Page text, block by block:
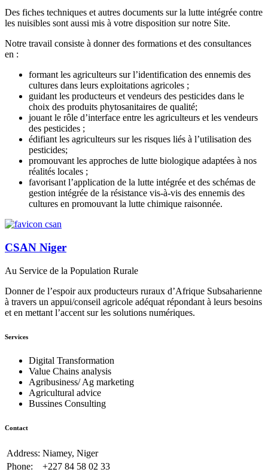
Des fiches techniques et autres documents sur la lutte intégrée contre
les nuisibles sont aussi mis à votre disposition sur notre Site.
Notre travail consiste à donner des formations et des consultances
en :
formant les agriculteurs sur l’identification des ennemis des
cultures dans leurs exploitations agricoles ;
guidant les producteurs et vendeurs des pesticides dans le
choix des produits phytosanitaires de qualité;
jouant le rôle d’interface entre les agriculteurs et les vendeurs
des pesticides ;
édifiant les agriculteurs sur les risques liés à l’utilisation des
pesticides;
promouvant les approches de lutte biologique adaptées à nos
réalités locales ;
favorisant l’application de la lutte intégrée et des schémas de
gestion intégrée de la résistance vis-à-vis des ennemis des
cultures en promouvant la lutte chimique raisonnée.
CSAN Niger
Au Service de la Population Rurale
Donner de l’espoir aux producteurs ruraux d’Afrique Subsaharienne
à travers un appui/conseil agricole adéquat répondant à leurs besoins
et en mettant l’accent sur les solutions numériques.
Services
Digital Transformation
Value Chains analysis
Agribusiness/ Ag marketing
Agricultural advice
Bussines Consulting
Contact
Address: Niamey, Niger
Phone:
+227 84 58 02 33